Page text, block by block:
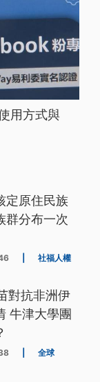
用方式與
定原住民族
群分布一次
社福人權
對抗非洲伊
牛津大學團
全球